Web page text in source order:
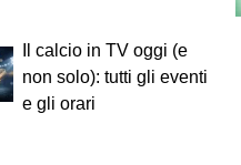
Il calcio in TV oggi (e
non solo): tutti gli eventi
e gli orari